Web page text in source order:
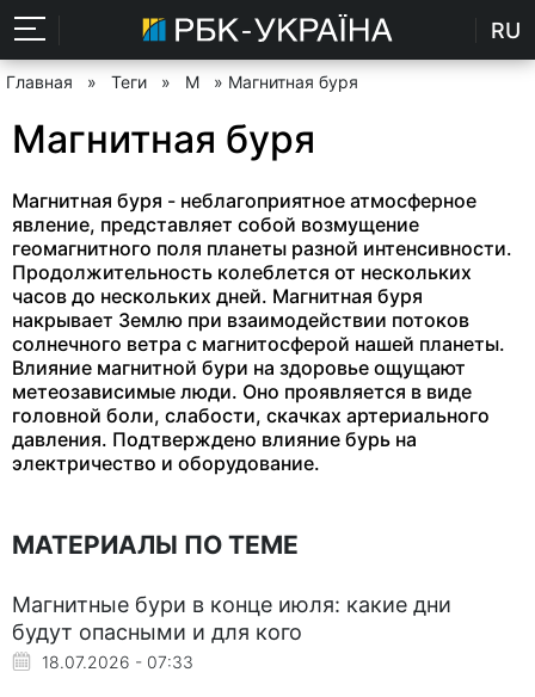
RU
Главная » Теги » М » Магнитная буря
Магнитная буря
Магнитная буря - неблагоприятное атмосферное
явление, представляет собой возмущение
геомагнитного поля планеты разной интенсивности.
Продолжительность колеблется от нескольких
часов до нескольких дней. Магнитная буря
накрывает Землю при взаимодействии потоков
солнечного ветра с магнитосферой нашей планеты.
Влияние магнитной бури на здоровье ощущают
метеозависимые люди. Оно проявляется в виде
головной боли, слабости, скачках артериального
давления. Подтверждено влияние бурь на
электричество и оборудование.
МАТЕРИАЛЫ ПО ТЕМЕ
Магнитные бури в конце июля: какие дни
будут опасными и для кого
18.07.2026 - 07:33